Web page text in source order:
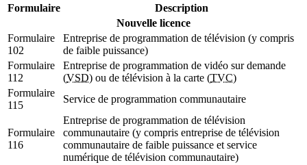
Formulaire
Description
Nouvelle licence
Formulaire
102
Entreprise de programmation de télévision (y compris
de faible puissance)
Formulaire
112
Entreprise de programmation de vidéo sur demande
(VSD) ou de télévision à la carte (TVC)
Formulaire
115
Service de programmation communautaire
Formulaire
116
Entreprise de programmation de télévision
communautaire (y compris entreprise de télévision
communautaire de faible puissance et service
numérique de télévision communautaire)